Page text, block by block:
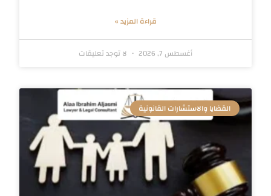
قراءة المزيد »
أغسطس 7, 2026 لا توجد تعليقات
القضايا والاستشارات القانونية